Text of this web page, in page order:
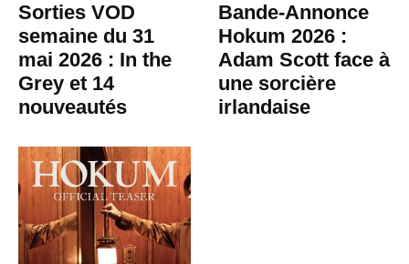
Sorties VOD
semaine du 31
mai 2026 : In the
Grey et 14
nouveautés
Bande-Annonce
Hokum 2026 :
Adam Scott face à
une sorcière
irlandaise